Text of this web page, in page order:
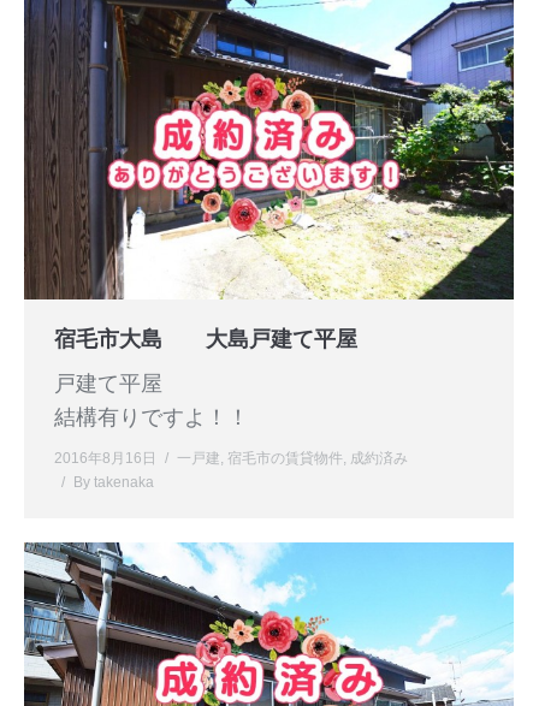
宿毛市大島 大島戸建て平屋
戸建て平屋
結構有りですよ！！
2016年8月16日 一戸建, 宿毛市の賃貸物件, 成約済み
By takenaka